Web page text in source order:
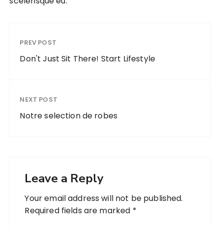
PREV POST
Don't Just Sit There! Start Lifestyle
NEXT POST
Notre selection de robes
Leave a Reply
Your email address will not be published.
Required fields are marked *